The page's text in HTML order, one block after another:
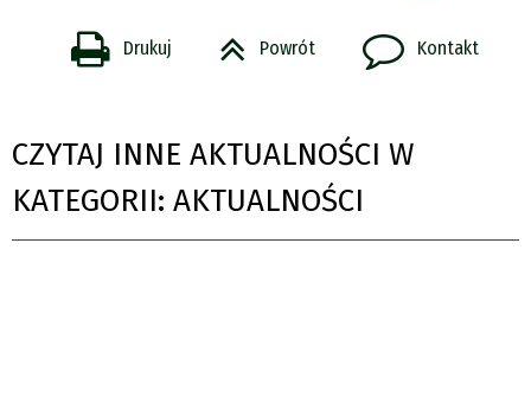
Drukuj Powrót Kontakt
CZYTAJ INNE AKTUALNOŚCI W
KATEGORII: AKTUALNOŚCI